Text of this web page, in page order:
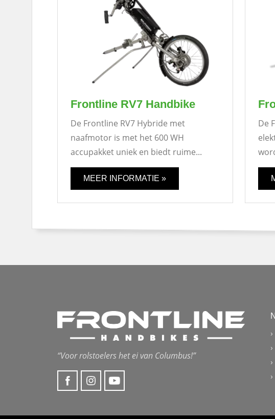
Frontline RV7 Handbike
De Frontline RV7 Hybride met
naafmotor is met het 600 WH
accupakket uniek en biedt ruime...
MEER INFORMATIE »
De
“Voor rolstoelers het ei van Columbus!”